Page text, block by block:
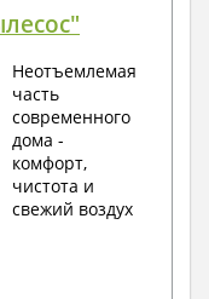
Неотъемлемая
часть
современного
дома -
комфорт,
чистота и
свежий воздух